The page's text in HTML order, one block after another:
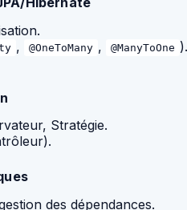
, @OneToMany , @ManyToOne ).
Stratégie.
des dépendances.